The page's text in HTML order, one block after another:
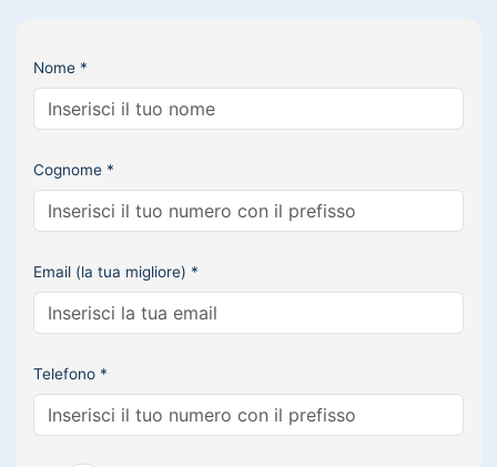
Nome *
Cognome *
Email (la tua migliore) *
Telefono *